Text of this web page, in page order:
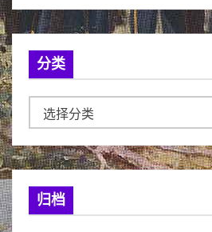
分类
类
归档